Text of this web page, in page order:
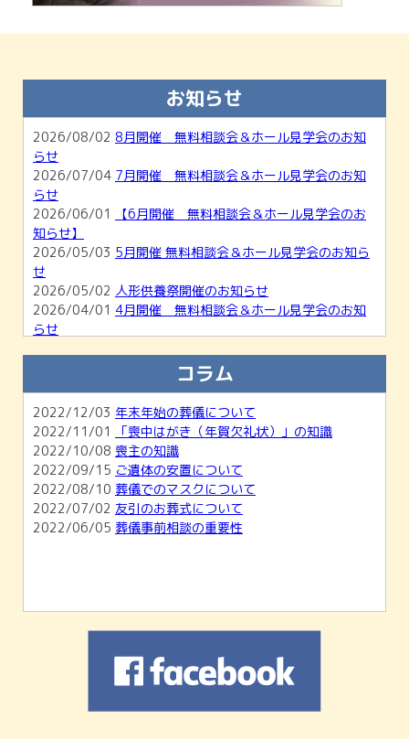
お知らせ
2026/08/02 8月開催 無料相談会＆ホール見学会のお知
らせ
2026/07/04 7月開催 無料相談会＆ホール見学会のお知
らせ
2026/06/01
【6月開催 無料相談会＆ホール見学会のお
知らせ】
2026/05/03 5月開催 無料相談会＆ホール見学会のお知ら
せ
2026/05/02 人形供養祭開催のお知らせ
2026/04/01 4月開催 無料相談会＆ホール見学会のお知
らせ
【2月開催】無料相談会＆ホール見学会のご
案内
2026/01/04 1月無料相談会＆ホール見学会のお知らせ
2025/11/30 12月無料相談会＆ホール見学会のお知らせ
コラム
2022/12/03 年末年始の葬儀について
2022/11/01
「喪中はがき（年賀欠礼状）」の知識
2022/10/08 喪主の知識
2022/09/15 ご遺体の安置について
2022/08/10 葬儀でのマスクについて
2022/07/02 友引のお葬式について
2022/06/05 葬儀事前相談の重要性